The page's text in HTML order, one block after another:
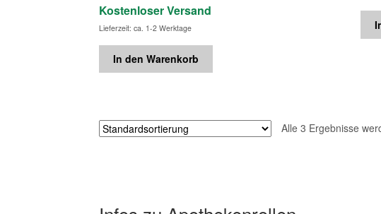
Kostenloser Versand
Lieferzeit: ca. 1-2 Werktage
In den Warenkorb
Alle 3 Ergebnisse